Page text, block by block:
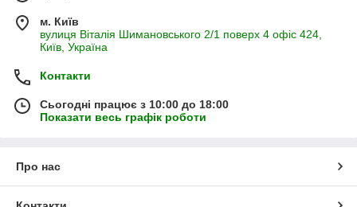
м. Київ
вулиця Віталія Шимановського 2/1 поверх 4 офіс 424,
Київ, Україна
Контакти
Сьогодні працює з 10:00 до 18:00
Показати весь графік роботи
Про нас